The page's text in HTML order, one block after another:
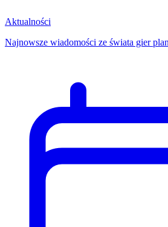
Aktualności
Najnowsze wiadomości ze świata gier